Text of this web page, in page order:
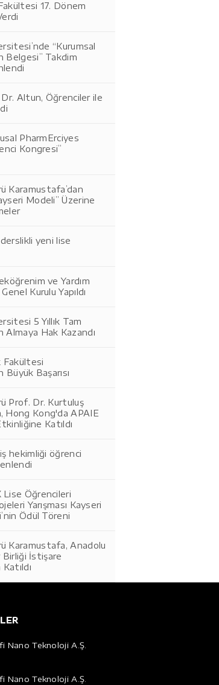
17. Dönem
“Kurumsal
Belgesi” Takdim
Altun, Öğrenciler ile
PharmErciyes
Kongresi”
Karamustafa’dan
Modeli” Üzerine
derslikli yeni lise
ve Yardım
Kurulu Yapıldı
5 Yıllık Tam
Hak Kazandı
Fakültesi
Başarısı
Prof. Dr. Kurtuluş
Hong Kong'da APAIE
Katıldı
hekimliği öğrenci
Lise Öğrencileri
Yarışması Kayseri
Ödül Töreni
Karamustafa, Anadolu
İstişare
Katıldı
Nano Teknoloji A.Ş.
Nano Teknoloji A.Ş.